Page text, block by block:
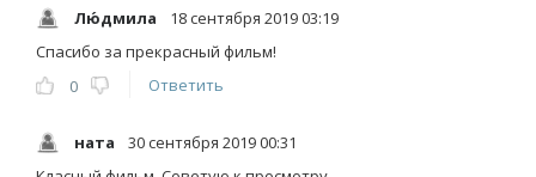
Лю́дмила
18 сентября 2019 03:19
Спасибо за прекрасный фильм!
0
Ответить
ната
30 сентября 2019 00:31